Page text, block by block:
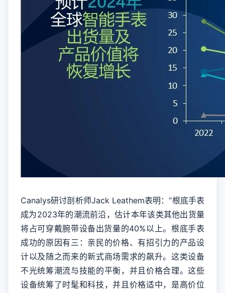
Canalys研讨剖析师Jack Leathem表明：“根底手表
成为2023年的潮流前沿，估计本年该类其他出货量
将占可穿戴腕带设备出货量的40%以上。根底手表
成功的原因有三：亲民的价格、有招引力的产品设
计以及随之而来的新式商场需求的飙升。这类设备
不光统筹潮流与技能的平衡，并且价格合理。这些
设备统筹了时髦和科技，并且价格适中，是高价位